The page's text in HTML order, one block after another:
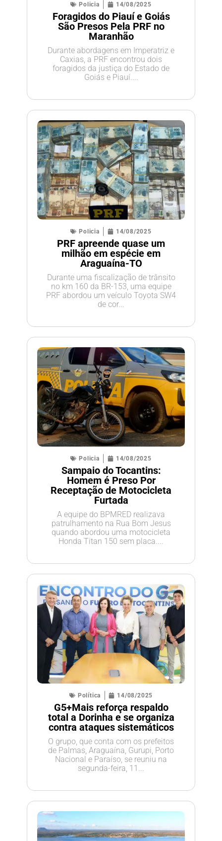
Policia 14/08/2025
Foragidos do Piauí e Goiás
São Presos Pela PRF no
Maranhão
Durante abordagens em Imperatriz e
Caxias, a PRF encontrou dois
foragidos da justiça do Estado de
Goiás e Piauí....
Policia 14/08/2025
PRF apreende quase um
milhão em espécie em
Araguaína-TO
Durante uma fiscalização de trânsito
no km 160 da BR-153, uma equipe
PRF abordou um veículo Toyota SW4
de cor...
Policia 14/08/2025
Sampaio do Tocantins:
Homem é Preso Por
Receptação de Motocicleta
Furtada
A equipe do BPMRED realizava
patrulhamento na Rua Bom Jesus
quando abordou uma motocicleta
Honda Titan 150 sem placa....
Política 14/08/2025
G5+Mais reforça respaldo
total a Dorinha e se organiza
contra ataques sistemáticos
O grupo, que conta com os prefeitos
de Palmas, Araguaína, Gurupi, Porto
Nacional e Paraíso, se reuniu na
segunda-feira, 11...